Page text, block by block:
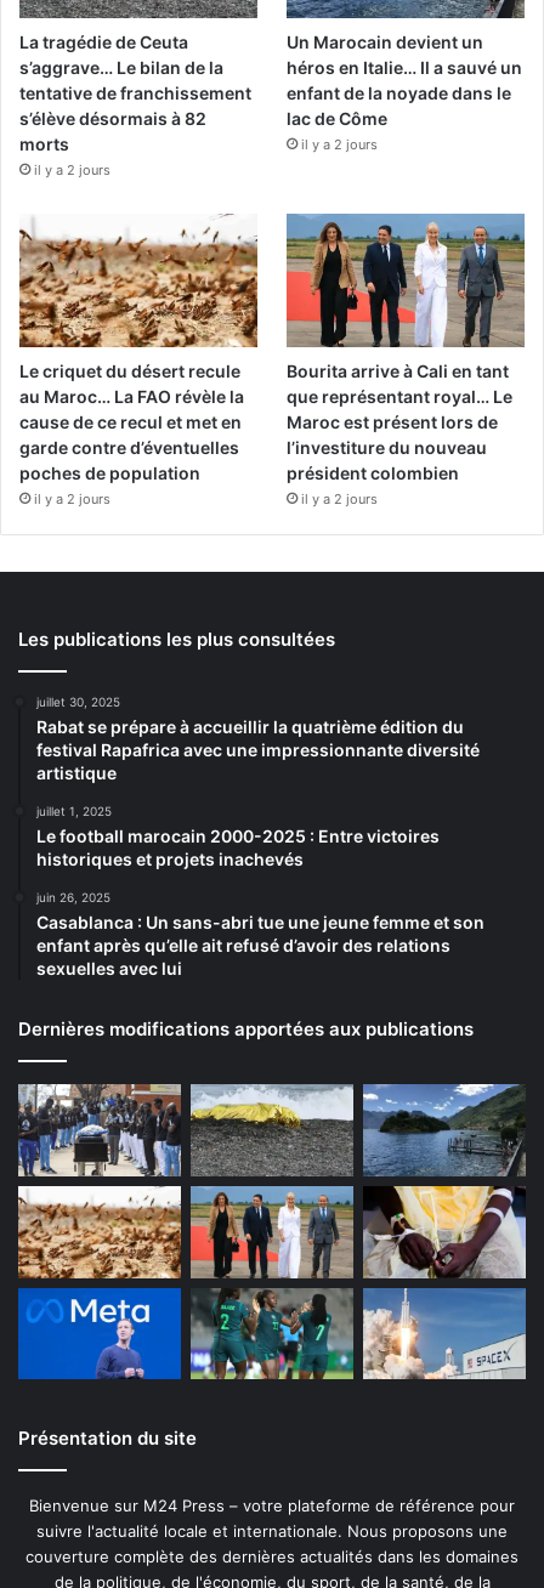
La tragédie de Ceuta
s’aggrave… Le bilan de la
tentative de franchissement
s’élève désormais à 82
morts
il y a 2 jours
Un Marocain devient un
héros en Italie… Il a sauvé un
enfant de la noyade dans le
lac de Côme
il y a 2 jours
Le criquet du désert recule
au Maroc… La FAO révèle la
cause de ce recul et met en
garde contre d’éventuelles
poches de population
il y a 2 jours
Bourita arrive à Cali en tant
que représentant royal… Le
Maroc est présent lors de
l’investiture du nouveau
président colombien
il y a 2 jours
Les publications les plus consultées
juillet 30, 2025
Rabat se prépare à accueillir la quatrième édition du
festival Rapafrica avec une impressionnante diversité
artistique
juillet 1, 2025
Le football marocain 2000-2025 : Entre victoires
historiques et projets inachevés
juin 26, 2025
Casablanca : Un sans-abri tue une jeune femme et son
enfant après qu’elle ait refusé d’avoir des relations
sexuelles avec lui
Dernières modifications apportées aux publications
Présentation du site
Bienvenue sur M24 Press – votre plateforme de référence pour
suivre l'actualité locale et internationale. Nous proposons une
couverture complète des dernières actualités dans les domaines
de la politique, de l'économie, du sport, de la santé, de la